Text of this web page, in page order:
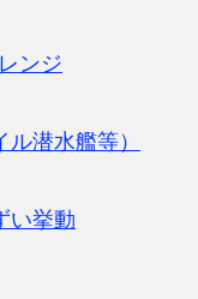
ンジ
潜水艦等）
い挙動